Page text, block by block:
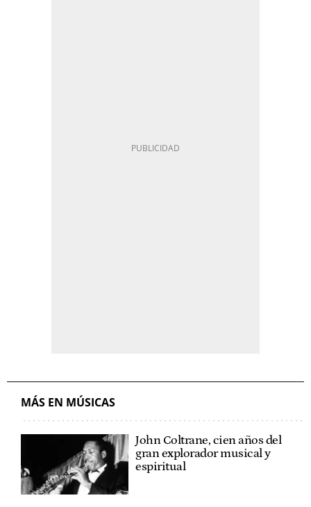
MÁS EN MÚSICAS
John Coltrane, cien años del
gran explorador musical y
espiritual